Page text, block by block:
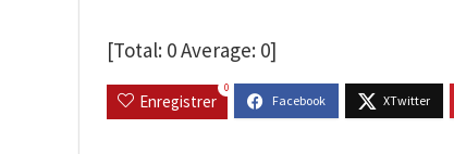
[Total: 0Average: 0]
Enregistrer
0